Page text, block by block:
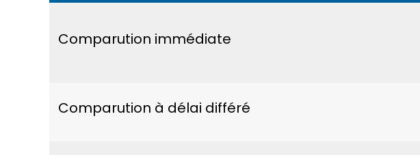
Comparution immédiate
Comparution à délai différé